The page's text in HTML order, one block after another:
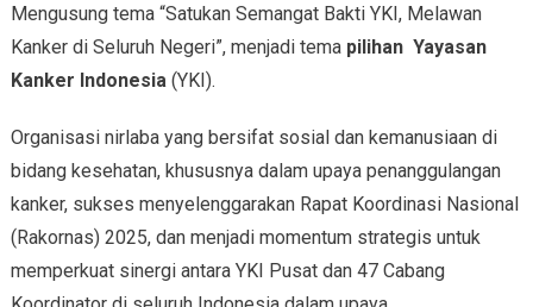
Mengusung tema “Satukan Semangat Bakti YKI, Melawan
Kanker di Seluruh Negeri”, menjadi tema pilihan Yayasan
Kanker Indonesia (YKI).
Organisasi nirlaba yang bersifat sosial dan kemanusiaan di
bidang kesehatan, khususnya dalam upaya penanggulangan
kanker, sukses menyelenggarakan Rapat Koordinasi Nasional
(Rakornas) 2025, dan menjadi momentum strategis untuk
memperkuat sinergi antara YKI Pusat dan 47 Cabang